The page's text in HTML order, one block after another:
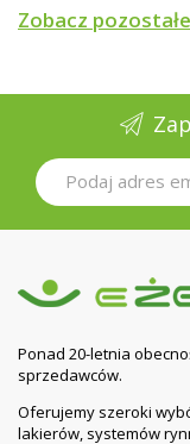
Zobacz
Ponad 20-letnia
sprzedawców.
Oferujemy szeroki
lakierów, systemów